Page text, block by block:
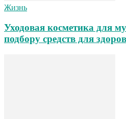
Жизнь
Уходовая косметика для
подбору средств для